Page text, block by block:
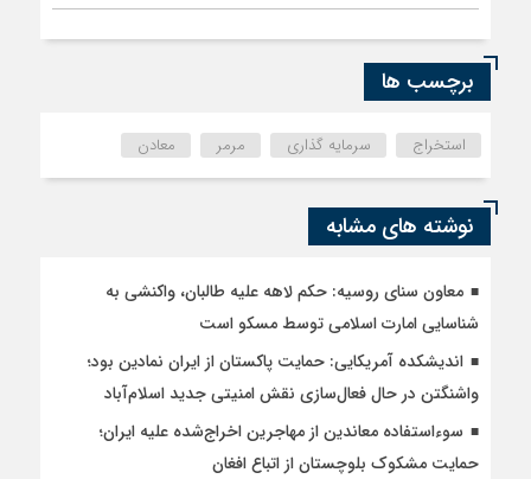
برچسب ها
استخراج سرمایه گذاری مرمر معادن
نوشته های مشابه
معاون سنای روسیه: حکم لاهه علیه طالبان، واکنشی به
شناسایی امارت اسلامی توسط مسکو است
اندیشکده آمریکایی: حمایت پاکستان از ایران نمادین بود؛
واشنگتن در حال فعال‌سازی نقش امنیتی جدید اسلام‌آباد
سوءاستفاده معاندین از مهاجرین اخراج‌شده علیه ایران؛
حمایت مشکوک بلوچستان از اتباع افغان